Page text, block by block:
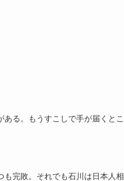
る。もうすこしで手が届くとこ
完敗。それでも石川は日本人相